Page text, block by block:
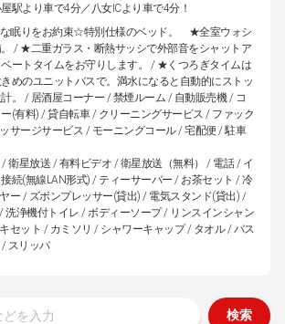
駅より車で4分／八女ICより車で4分！
眠りをお約束☆特別仕様のベッド。 ★全室ウォシ
/ ★二重ガラス・断熱サッシで外部音をシャットア
ートタイムをお守りします。 / ★くつろぎタイムは
めのユニットバスで。満水になると自動的にストッ
。 / 居酒屋コーナー / 禁煙ルーム / 自動販売機 / コ
(有料) / 貸自転車 / クリーニングサービス / ファック
サージサービス / モーニングコール / 宅配便 / 駐車
/ 衛星放送 / 有料ビデオ / 衛星放送（無料） / 電話 / イ
続(無線LAN形式) / ティーサーバー / お茶セット / 冷
ー / ズボンプレッサー(貸出) / 電気スタンド(貸出) /
洗浄機付トイレ / ボディーソープ / リンスインシャン
セット / カミソリ / シャワーキャップ / タオル / バス
スリッパ
検索